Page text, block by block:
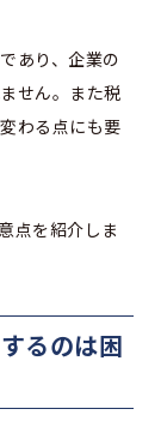
あり、企業の
せん。また税
わる点にも要
点を紹介しま
るのは困